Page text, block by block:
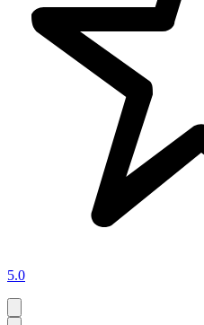
5.0